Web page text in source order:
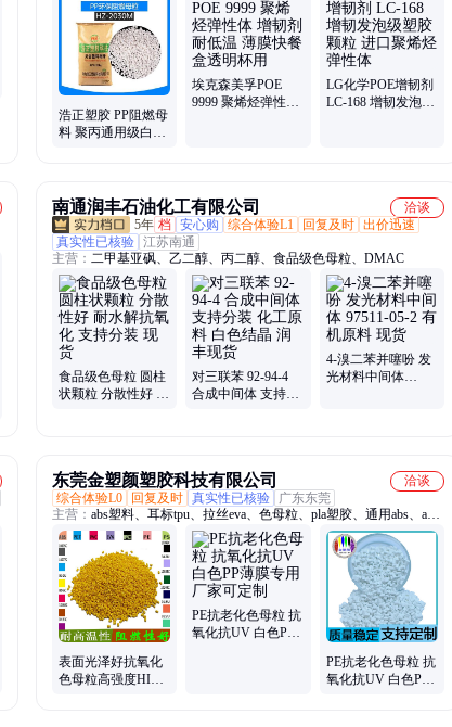
浩正塑胶 PP阻燃母
料 聚丙通用级白色
埃克森美孚POE
9999 聚烯烃弹性体
LG化学POE增韧剂
LC-168 增韧发泡级
南通润丰石油化工有限公司
洽谈
5年 档 安心购 综合体验L1 回复及时 出价迅速
真实性已核验 江苏南通
主营： 二甲基亚砜、乙二醇、丙二醇、食品级色母粒、DMAC
食品级色母粒 圆柱
状颗粒 分散性好 耐
对三联苯 92-94-4
合成中间体 支持分
4-溴二苯并噻吩 发
光材料中间体
东莞金塑颜塑胶科技有限公司
洽谈
综合体验L0
回复及时 真实性已核验
广东东莞
主营： abs塑料、耳标tpu、拉丝eva、色母粒、pla塑胶、通用abs、abs
母料、兰色母、abs母粒、abs防锈、abs注塑、吹膜abs、led灯罩、注
塑蓝、abs塑胶、塑料配、abs天蓝、背心袋、eps注塑、黑色母、pet磨
砂、pe吹膜pp、塑胶pmma、通用pppe、pppe薄膜
表面光泽好抗氧化
色母粒高强度HIPS
PE抗老化色母粒 抗
氧化抗UV 白色PP
PE抗老化色母粒 抗
氧化抗UV 白色PP